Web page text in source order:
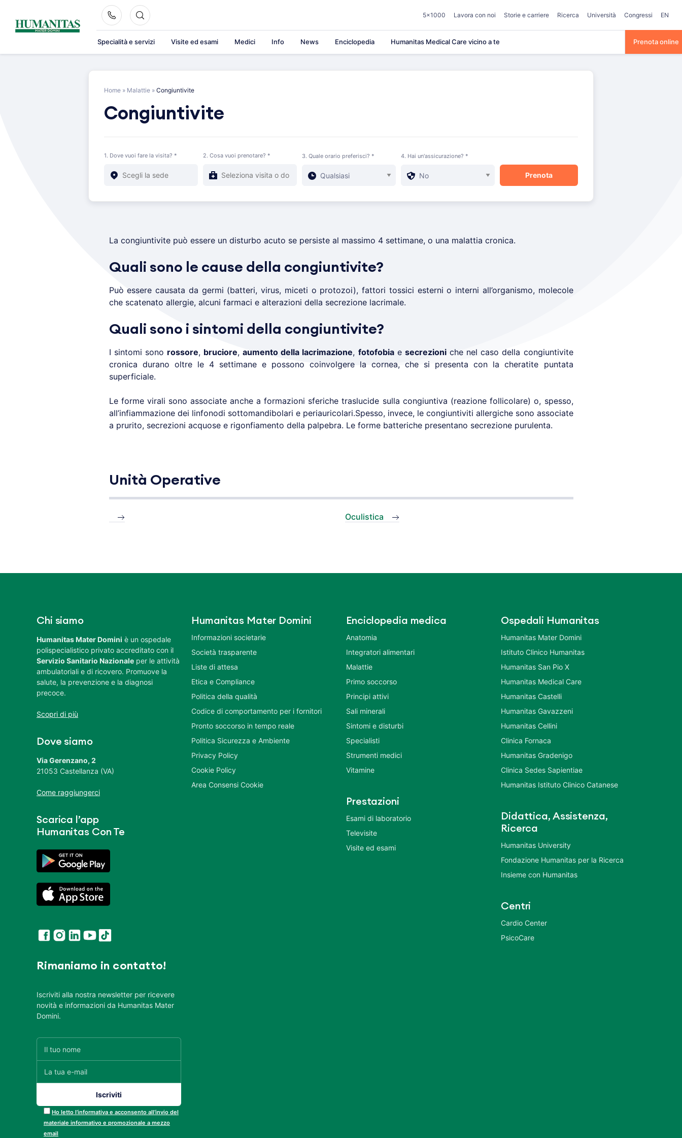
content
5×1000 Lavora con noi Storie e carriere Ricerca Università Congressi EN
Specialità e servizi Visite ed esami Medici Info News Enciclopedia Humanitas Medical Care vicino a te Prenota online
Home » Malattie » Congiuntivite
Congiuntivite
1. Dove vuoi fare la visita? * 2. Cosa vuoi prenotare? * 3. Quale orario preferisci? * 4. Hai un'assicurazione? *
La congiuntivite può essere un disturbo acuto se persiste al massimo 4 settimane, o una malattia cronica.
Quali sono le cause della congiuntivite?
Può essere causata da germi (batteri, virus, miceti o protozoi), fattori tossici esterni o interni all’organismo, molecole
che scatenato allergie, alcuni farmaci e alterazioni della secrezione lacrimale.
Quali sono i sintomi della congiuntivite?
I sintomi sono rossore, bruciore,aumento della lacrimazione, fotofobiae secrezioniche nel caso della congiuntivite
cronica durano oltre le 4 settimane e possono coinvolgere la cornea, che si presenta con la cheratite puntata
superficiale.
Le forme virali sono associate anche a formazioni sferiche traslucide sulla congiuntiva (reazione follicolare) o, spesso,
all’infiammazione dei linfonodi sottomandibolari e periauricolari.Spesso, invece, le congiuntiviti allergiche sono associate
a prurito, secrezioni acquose e rigonfiamento della palpebra. Le forme batteriche presentano secrezione purulenta.
Unità Operative
Oculistica
Chi siamo
Humanitas Mater Domini è un ospedale
polispecialistico privato accreditato con il
Servizio Sanitario Nazionale per le attività
ambulatoriali e di ricovero. Promuove la
salute, la prevenzione e la diagnosi
precoce.
Scopri di più
Dove siamo
Via Gerenzano, 2
21053 Castellanza (VA)
Come raggiungerci
Scarica l’app
Humanitas Con Te
Rimaniamo in contatto!
Iscriviti alla nostra newsletter per ricevere
novità e informazioni da Humanitas Mater
Domini.
Ho letto l’informativa e acconsento all’invio del
materiale informativo e promozionale a mezzo
email
Humanitas Mater Domini
Informazioni societarie
Società trasparente
Liste di attesa
Etica e Compliance
Politica della qualità
Codice di comportamento per i fornitori
Pronto soccorso in tempo reale
Politica Sicurezza e Ambiente
Privacy Policy
Cookie Policy
Area Consensi Cookie
Enciclopedia medica
Anatomia
Integratori alimentari
Malattie
Primo soccorso
Principi attivi
Sali minerali
Sintomi e disturbi
Specialisti
Strumenti medici
Vitamine
Prestazioni
Esami di laboratorio
Televisite
Visite ed esami
Ospedali Humanitas
Humanitas Mater Domini
Istituto Clinico Humanitas
Humanitas San Pio X
Humanitas Medical Care
Humanitas Castelli
Humanitas Gavazzeni
Humanitas Cellini
Clinica Fornaca
Humanitas Gradenigo
Clinica Sedes Sapientiae
Humanitas Istituto Clinico Catanese
Didattica, Assistenza,
Ricerca
Humanitas University
Fondazione Humanitas per la Ricerca
Insieme con Humanitas
Centri
Cardio Center
PsicoCare